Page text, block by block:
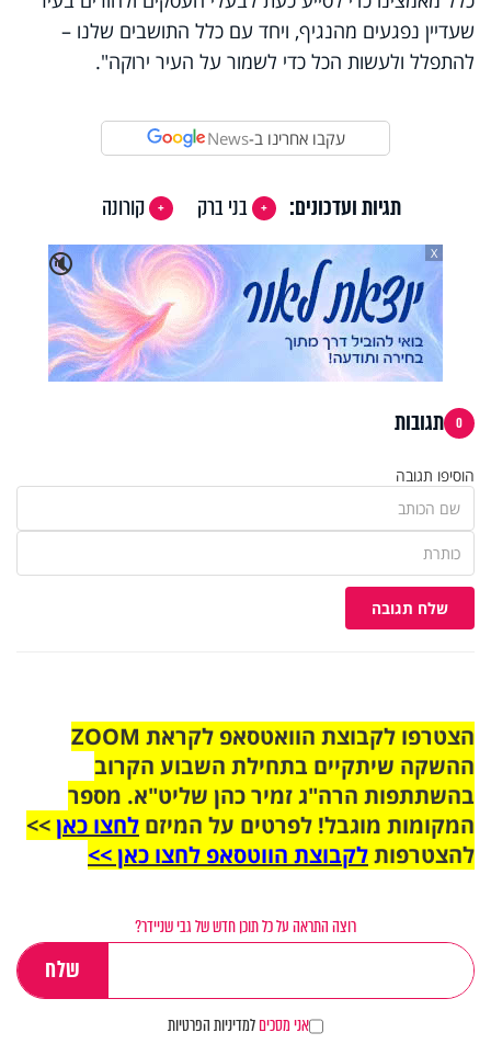
שעדיין נפגעים מהנגיף, ויחד עם כלל התושבים שלנו –
להתפלל ולעשות הכל כדי לשמור על העיר ירוקה".
עקבו אחרינו ב-News
תגיות ועדכונים: בני ברק
קורונה
🔇
X
0 תגובות
הוסיפו תגובה
שלח תגובה
הצטרפו לקבוצת הוואטסאפ לקראת ZOOM
ההשקה שיתקיים בתחילת השבוע הקרוב
בהשתתפות הרה"ג זמיר כהן שליט"א. מספר
המקומות מוגבל! לפרטים על המיזם לחצו כאן>>
להצטרפותלקבוצת הווטסאפ לחצו כאן >>
רוצה התראה על כל תוכן חדש של גבי שניידר?
אני מסכיםלמדיניות הפרטיות